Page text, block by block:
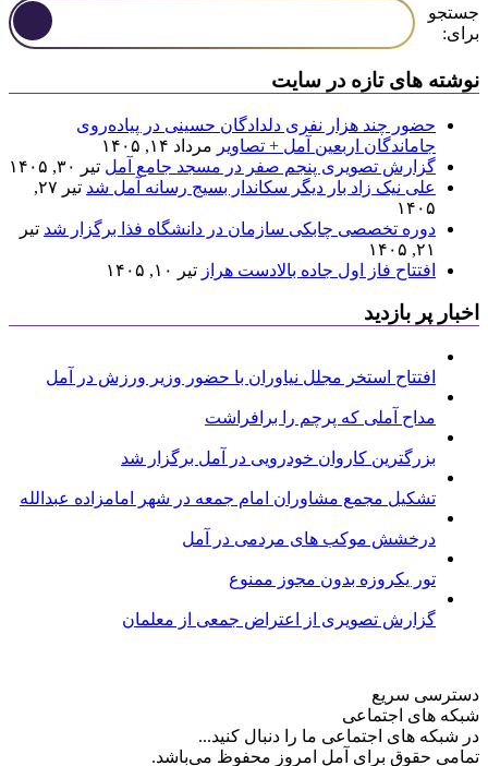
جستجو
برای:
نوشته های تازه در سایت
حضور چند هزار نفری دلدادگان حسینی در پیاده‌روی
جاماندگان اربعین آمل + تصاویر مرداد ۱۴, ۱۴۰۵
گزارش تصویری پنجم صفر در مسجد جامع آمل تیر ۳۰, ۱۴۰۵
علی نیک زاد بار دیگر سکاندار بسیج رسانه آمل شد
تیر ۲۷,
۱۴۰۵
دوره تخصصی چابکی سازمان در دانشگاه فذا برگزار شد تیر
۲۱, ۱۴۰۵
افتتاح فاز اول جاده بالادست هراز تیر ۱۰, ۱۴۰۵
اخبار پر بازدید
افتتاح استخر مجلل نیاوران با حضور وزیر ورزش در آمل
مداح آملی که پرچم را برافراشت
بزرگترین کاروان خودرویی در آمل برگزار شد
تشکیل مجمع مشاوران امام جمعه در شهر امامزاده عبدالله
درخشش موکب های مردمی در آمل
تور یکروزه بدون مجوز ممنوع
گزارش تصویری از اعتراض جمعی از معلمان
دسترسی سریع
شبکه های اجتماعی
در شبکه های اجتماعی ما را دنبال کنید...
تمامی حقوق برای آمل امروز محفوظ می‌باشد.